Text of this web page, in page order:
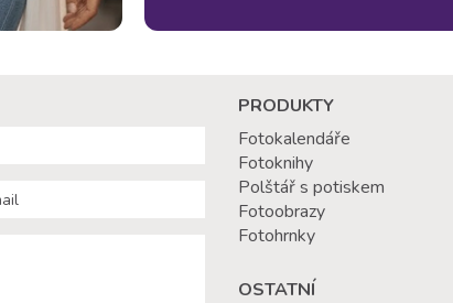
PRODUKTY
Fotokalendáře
Fotoknihy
Polštář s potiskem
Fotoobrazy
Fotohrnky
OSTATNÍ